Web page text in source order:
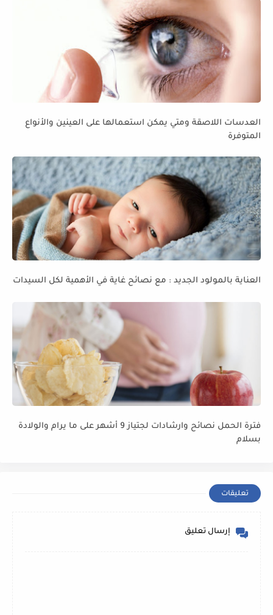
العدسات اللاصقة ومتي يمكن استعمالها على العينين والأنواع
المتوفرة
العناية بالمولود الجديد : مع نصائح غاية في الأهمية لكل السيدات
فترة الحمل نصائح وارشادات لجتياز 9 أشهر على ما يرام والولادة
بسلام
تعليقات
إرسال تعليق